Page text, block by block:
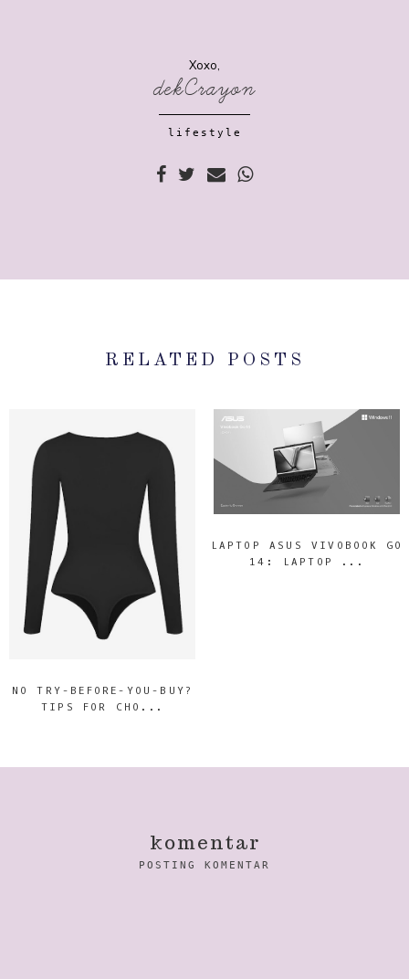
Xoxo,
dekCrayon
lifestyle
RELATED POSTS
NO TRY-BEFORE-YOU-BUY?
TIPS FOR CHO...
LAPTOP ASUS VIVOBOOK GO
14: LAPTOP ...
komentar
POSTING KOMENTAR